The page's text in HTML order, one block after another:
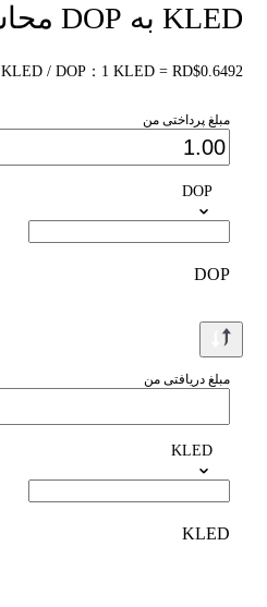
KLED به DOP محاسبه نرخ ارز
KLED / DOP：1 KLED = RD$0.6492
مبلغ پرداختی من
DOP
DOP
مبلغ دریافتی من
KLED
KLED